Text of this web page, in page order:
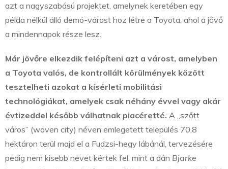
azt a nagyszabású projektet, amelynek keretében egy
példa nélkül álló demó-várost hoz létre a Toyota, ahol a jövő
a mindennapok része lesz.
Már jövőre elkezdik felépíteni azt a várost, amelyben
a Toyota valós, de kontrollált körülmények között
tesztelheti azokat a kísérleti mobilitási
technológiákat, amelyek csak néhány évvel vagy akár
évtizeddel később válhatnak piacéretté. A „szőtt
város” (woven city) néven emlegetett település 70,8
hektáron terül majd el a Fudzsi-hegy lábánál, tervezésére
pedig nem kisebb nevet kértek fel, mint a dán Bjarke